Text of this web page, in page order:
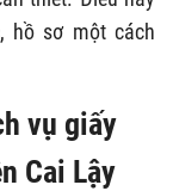
hồ sơ một cách
vụ giấy
Cai Lậy